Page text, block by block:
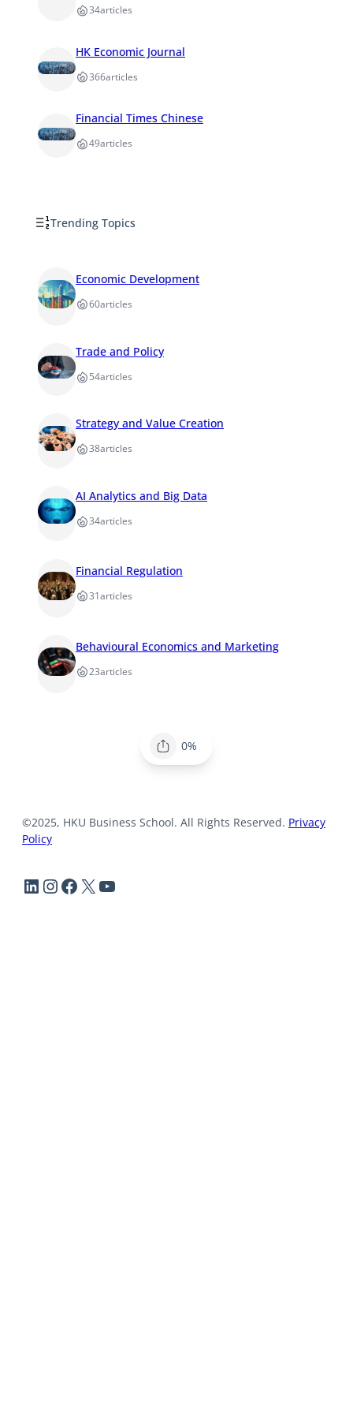
34articles
HK Economic Journal
366articles
Financial Times Chinese
49articles
Trending Topics
Economic Development
60articles
Trade and Policy
54articles
Strategy and Value Creation
38articles
AI Analytics and Big Data
34articles
Financial Regulation
31articles
Behavioural Economics and Marketing
23articles
0%
©2025, HKU Business School. All Rights Reserved. Privacy
Policy
LinkedIn
Instagram
Facebook
X YouTube